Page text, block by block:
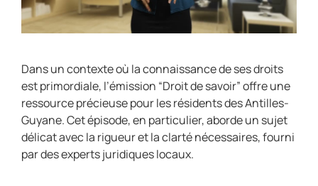
Dans un contexte où la connaissance de ses droits
est primordiale, l’émission “Droit de savoir” offre une
ressource précieuse pour les résidents des Antilles-
Guyane. Cet épisode, en particulier, aborde un sujet
délicat avec la rigueur et la clarté nécessaires, fourni
par des experts juridiques locaux.